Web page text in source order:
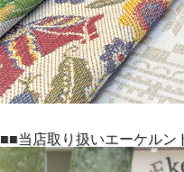
■■当店取り扱いエーケルン